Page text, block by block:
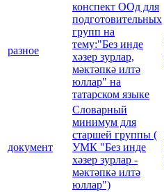
разное
конспект ООд для
подготовительных
групп на
тему:"Без инде
хәзер зурлар,
мәктәпкә илтә
юллар" на
татарском языке
документ
Словарный
минимум для
старшей группы (
УМК "Без инде
хәзер зурлар -
мәктәпкә илтә
юллар")